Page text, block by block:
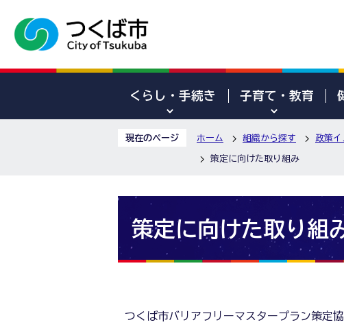
くらし・手続き 子育て・教育
現在のページ ホーム 組織から探す 政策
策定に向けた取り組み
策定に向けた取り組
つくば市バリアフリーマスタープラン策定